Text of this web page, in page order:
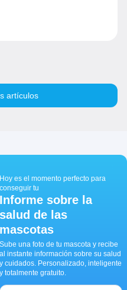
artículos
Hoy es el momento perfecto para
conseguir tu
Informe sobre la
salud de las
mascotas
Sube una foto de tu mascota y recibe
al instante información sobre su salud
y cuidados. Personalizado, inteligente
y totalmente gratuito.